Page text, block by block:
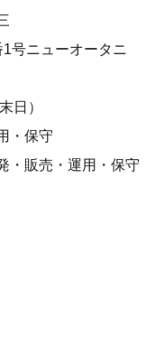
号ニューオータニ
日）
・保守
売・運用・保守